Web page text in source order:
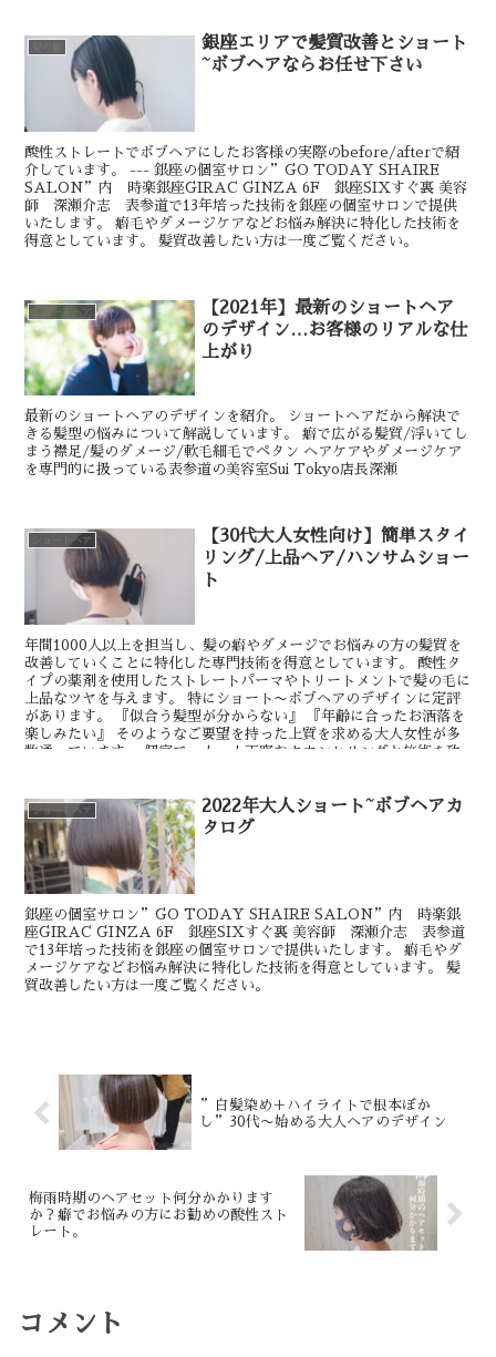
銀座エリアで髪質改善とショート
~ボブヘアならお任せ下さい
酸性ストレートでボブヘアにしたお客様の実際のbefore/afterで紹
介しています。 --- 銀座の個室サロン”GO TODAY SHAIRE
SALON”内 時楽銀座GIRAC GINZA 6F 銀座SIXすぐ裏 美容
師 深瀬介志 表参道で13年培った技術を銀座の個室サロンで提供
いたします。 癖毛やダメージケアなどお悩み解決に特化した技術を
得意としています。 髪質改善したい方は一度ご覧ください。
ショートヘア
【2021年】最新のショートヘア
のデザイン…お客様のリアルな仕
上がり
最新のショートヘアのデザインを紹介。 ショートヘアだから解決で
きる髪型の悩みについて解説しています。 癖で広がる髪質/浮いてし
まう襟足/髪のダメージ/軟毛細毛でペタン ヘアケアやダメージケア
を専門的に扱っている表参道の美容室Sui Tokyo店長深瀬
ショートヘア
【30代大人女性向け】簡単スタイ
リング/上品ヘア/ハンサムショー
ト
年間1000人以上を担当し、髪の癖やダメージでお悩みの方の髪質を
改善していくことに特化した専門技術を得意としています。 酸性タ
イプの薬剤を使用したストレートパーマやトリートメントで髪の毛に
上品なツヤを与えます。 特にショート〜ボブヘアのデザインに定評
があります。 『似合う髪型が分からない』 『年齢に合ったお洒落を
楽しみたい』 そのようなご要望を持った上質を求める大人女性が多
数通っています。 個室で一人一人丁寧なカウンセリングと施術を致
ショートヘア
2022年大人ショート~ボブヘアカ
タログ
銀座の個室サロン”GO TODAY SHAIRE SALON”内 時楽銀
座GIRAC GINZA 6F 銀座SIXすぐ裏 美容師 深瀬介志 表参道
で13年培った技術を銀座の個室サロンで提供いたします。 癖毛やダ
メージケアなどお悩み解決に特化した技術を得意としています。 髪
質改善したい方は一度ご覧ください。
”白髪染め＋ハイライトで根本ぼか
し”30代〜始める大人ヘアのデザイン
梅雨時期のヘアセット何分かかります
か？癖でお悩みの方にお勧めの酸性スト
レート。
コメント